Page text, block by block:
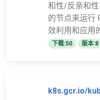
和性/反亲和
的节点来运行
效利用和应用
下载:50 版本:8
k8s.gcr.io/